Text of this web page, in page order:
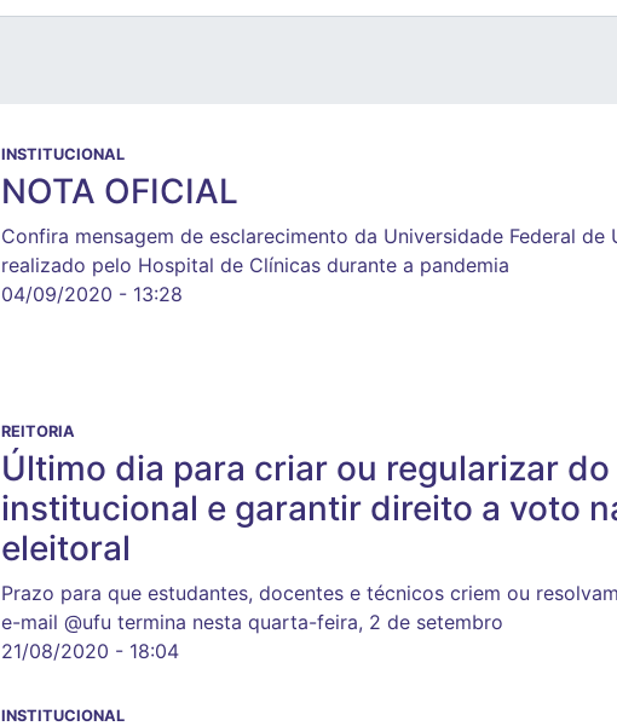
INSTITUCIONAL
NOTA OFICIAL
Confira mensagem de esclarecimento da Universidade Federal
realizado pelo Hospital de Clínicas durante a pandemia
04/09/2020 - 13:28
REITORIA
Último dia para criar ou regularizar
institucional e garantir direito a voto
eleitoral
Prazo para que estudantes, docentes e técnicos criem ou
e-mail @ufu termina nesta quarta-feira, 2 de setembro
21/08/2020 - 18:04
INSTITUCIONAL